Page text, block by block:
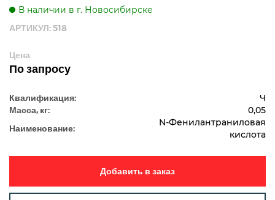
В наличии в г. Новосибирске
АРТИКУЛ: 518
Цена
По запросу
Квалификация: Ч
Масса, кг: 0,05
Наименование:
N-Фенилантраниловая
кислота
Добавить в заказ